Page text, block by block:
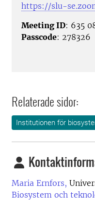
https://slu-
Meeting ID: 635
Passcode: 278326
Relaterade sidor:
Institutionen för
Maria Ernfors,
Biosystem och